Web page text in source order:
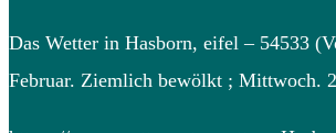
Das Wetter in Hasborn, eifel – 54533
Februar. Ziemlich bewölkt ; Mittwoch.